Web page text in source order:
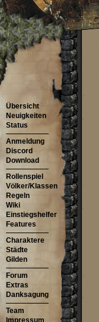
Übersicht
Neuigkeiten
Status
Anmeldung
Discord
Download
Rollenspiel
Völker/Klassen
Regeln
Wiki
Einstiegshelfer
Features
Charaktere
Städte
Gilden
Forum
Extras
Danksagung
Team
Impressum